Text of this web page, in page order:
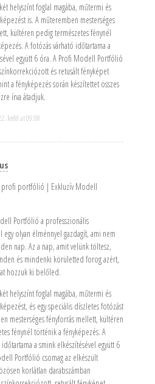
helyszínt foglal magába, műtermi és
is. A műteremben mesterséges
kültéren pedig természetes fénynél
A fotózás várható időtartama a
együtt 6 óra. A Profi Modell Portfólió
és retusált fényképet
a fényképezés során készítettet összes
írva átadjuk.
kedd at 09:08
portfólió | Exkluzív Modell
Portfólió a professzionális
egy olyan élménnyel gazdagít, ami nem
nap. Az a nap, amit velünk töltesz,
és mindenki körületted forog azért,
hozzuk ki belőled.
helyszínt foglal magába, műtermi és
és egy speciális díszletes fotózást
mesterséges fényforrás mellett, kültéren
fénynél történik a fényképezés. A
a smink elkészítésével együtt 6
Portfólió csomag az elkészült
korlátlan darabszámban